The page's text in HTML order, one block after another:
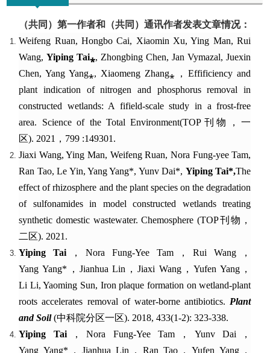
（共同）第一作者和 （共同）通讯作者发表文章情况：
Weifeng Ruan, Hongbo Cai, Xiaomin Xu, Ying Man, Rui
Wang,Yiping Tai⁎, Zhongbing Chen, Jan Vymazal, Juexin
Chen, Yang Yang⁎, Xiaomeng Zhang⁎ ，Effificiency and
plant indication of nitrogen and phosphorus removal in
constructed wetlands: A fifield-scale study in a frost-free
area. Science of the Total Environment(TOP 刊物，一
区). 2021 ， 799 :149301 .
Jiaxi Wang, Ying Man, Weifeng Ruan, Nora Fung-yee Tam,
Ran Tao, Le Yin, Yang Yang*, Yunv Dai*, Yiping Tai*,The
effect of rhizosphere and the plant species on the degradation
of sulfonamides in model constructed wetlands treating
synthetic domestic wastewater.Chemosphere (TOP刊物，
二区). 2021 .
Yiping Tai ，Nora Fung-Yee Tam ，Rui Wang ，
Yang Yang* ， Jianhua Lin ，Jiaxi Wang， Yufen Yang ，
Li Li, Yaoming Sun, Iron plaque formation on wetland-plant
roots accelerates removal of water-borne antibiotics. Plant
and Soil(中科院分区一区). 2018, 433(1-2): 323-338.
Yiping Tai，Nora Fung-Yee Tam， Yunv Dai ，
Yang Yang* ，Jianhua Lin ，Ran Tao， Yufen Yang，